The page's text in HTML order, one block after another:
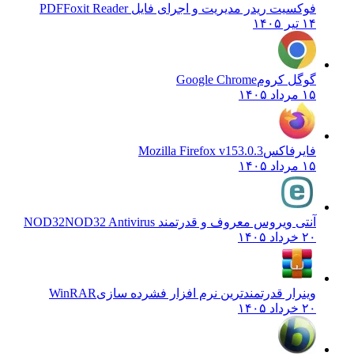
فوکسیت ریدر مدیریت و اجرای فایل PDFFoxit Reader
۱۴ تیر ۱۴۰۵
گوگل کرومGoogle Chrome
۱۵ مرداد ۱۴۰۵
فایرفاکسMozilla Firefox v153.0.3
۱۵ مرداد ۱۴۰۵
آنتی ویروس معروف و قدرتمند NOD32 NOD32 Antivirus
۲۰ خرداد ۱۴۰۵
وینرار قدرتمندترین نرم افزار فشرده سازیWinRAR
۲۰ خرداد ۱۴۰۵